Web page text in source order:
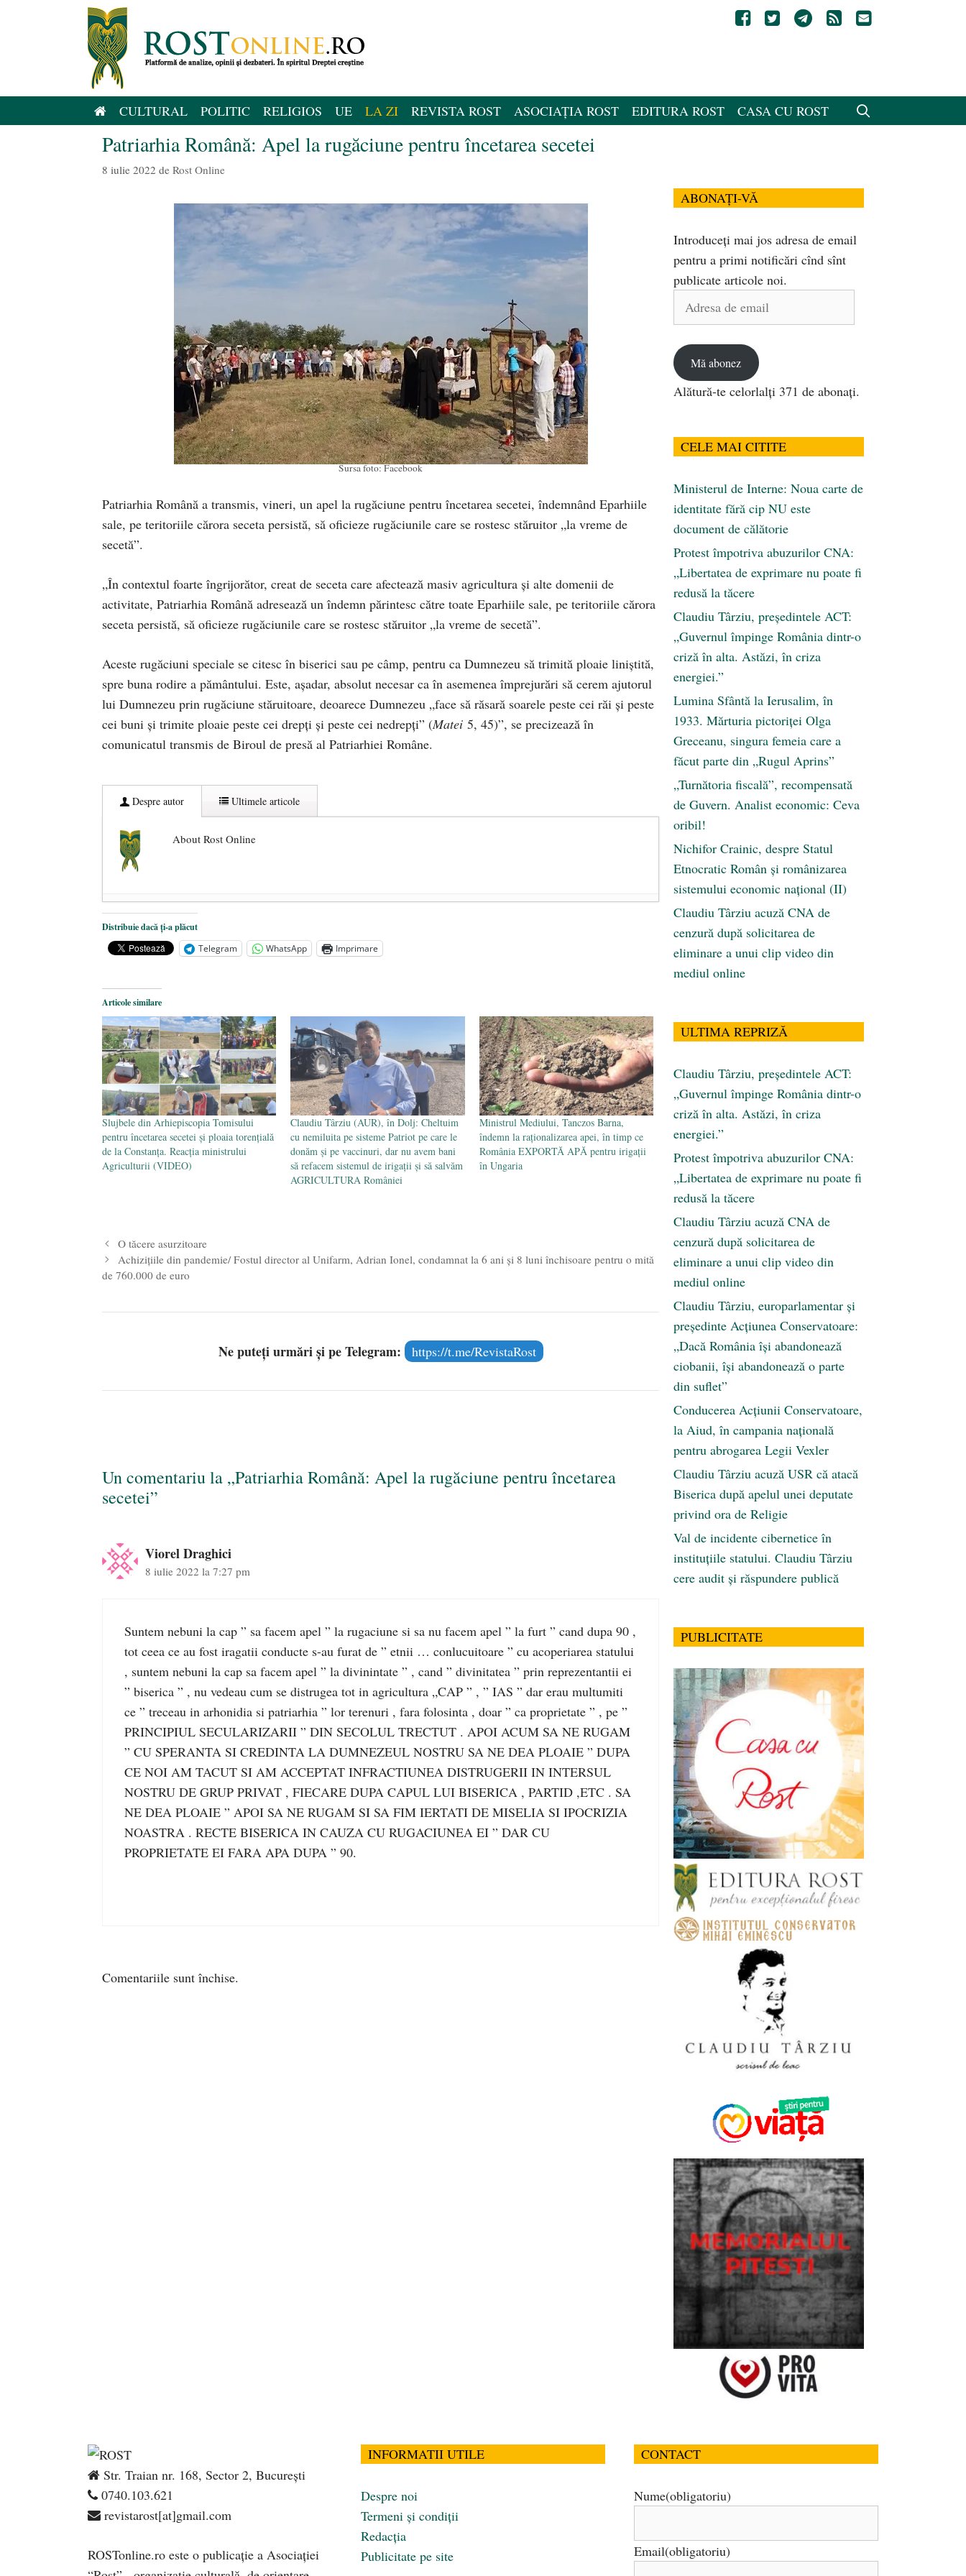
CULTURAL POLITIC RELIGIOS UE LA ZI REVISTA ROST ASOCIAȚIA ROST EDITURA ROST CASA CU ROST
Patriarhia Română: Apel la rugăciune pentru încetarea secetei
8 iulie 2022 de Rost Online
Sursa foto: Facebook
Patriarhia Română a transmis, vineri, un apel la rugăciune pentru încetarea secetei, îndemnând Eparhiile
sale, pe teritoriile cărora seceta persistă, să oficieze rugăciunile care se rostesc stăruitor „la vreme de
secetă”.
„În contextul foarte îngrijorător, creat de seceta care afectează masiv agricultura şi alte domenii de
activitate, Patriarhia Română adresează un îndemn părintesc către toate Eparhiile sale, pe teritoriile cărora
seceta persistă, să oficieze rugăciunile care se rostesc stăruitor „la vreme de secetă”.
Aceste rugăciuni speciale se citesc în biserici sau pe câmp, pentru ca Dumnezeu să trimită ploaie liniştită,
spre buna rodire a pământului. Este, așadar, absolut necesar ca în asemenea împrejurări să cerem ajutorul
lui Dumnezeu prin rugăciune stăruitoare, deoarece Dumnezeu „face să răsară soarele peste cei răi şi peste
cei buni şi trimite ploaie peste cei drepţi şi peste cei nedrepţi” (Matei 5, 45)”, se precizează în
comunicatul transmis de Biroul de presă al Patriarhiei Române.
Despre autor Ultimele articole
About Rost Online
Dezvăluiri cutremurătoare despre președintele Ucrainei, Volodymyr Zelensky
Statul care servește Națiunea - 21 aprilie 2026
Legea Vexler produce efecte. Bustul poetului Octavian Goga, înlăturat din Iași
Distribuie dacă ți-a plăcut
Telegram
WhatsApp Imprimare
Articole similare
Slujbele din Arhiepiscopia Tomisului
pentru încetarea secetei și ploaia torențială
de la Constanța. Reacția ministrului
Agriculturii (VIDEO)
Claudiu Târziu (AUR), în Dolj: Cheltuim
cu nemiluita pe sisteme Patriot pe care le
donăm și pe vaccinuri, dar nu avem bani
să refacem sistemul de irigații și să salvăm
AGRICULTURA României
Ministrul Mediului, Tanczos Barna,
îndemn la raționalizarea apei, în timp ce
România EXPORTĂ APĂ pentru irigații
în Ungaria
O tăcere asurzitoare
Achizițiile din pandemie/ Fostul director al Unifarm, Adrian Ionel, condamnat la 6 ani şi 8 luni închisoare pentru o mită
de 760.000 de euro
Ne puteți urmări și pe Telegram: https://t.me/RevistaRost
Un comentariu la „Patriarhia Română: Apel la rugăciune pentru încetarea
secetei”
Viorel Draghici
8 iulie 2022 la 7:27 pm
Suntem nebuni la cap ” sa facem apel ” la rugaciune si sa nu facem apel ” la furt ” cand dupa 90 ,
tot ceea ce au fost iragatii conducte s-au furat de ” etnii … conlucuitoare ” cu acoperiarea statului
, suntem nebuni la cap sa facem apel ” la divinintate ” , cand ” divinitatea ” prin reprezentantii ei
” biserica ” , nu vedeau cum se distrugea tot in agricultura „CAP ” , ” IAS ” dar erau multumiti
ce ” treceau in arhonidia si patriarhia ” lor terenuri , fara folosinta , doar ” ca proprietate ” , pe ”
PRINCIPIUL SECULARIZARII ” DIN SECOLUL TRECTUT . APOI ACUM SA NE RUGAM
” CU SPERANTA SI CREDINTA LA DUMNEZEUL NOSTRU SA NE DEA PLOAIE ” DUPA
CE NOI AM TACUT SI AM ACCEPTAT INFRACTIUNEA DISTRUGERII IN INTERSUL
NOSTRU DE GRUP PRIVAT , FIECARE DUPA CAPUL LUI BISERICA , PARTID ,ETC . SA
NE DEA PLOAIE ” APOI SA NE RUGAM SI SA FIM IERTATI DE MISELIA SI IPOCRIZIA
NOASTRA . RECTE BISERICA IN CAUZA CU RUGACIUNEA EI ” DAR CU
PROPRIETATE EI FARA APA DUPA ” 90.
Comentariile sunt închise.
ABONAȚI-VĂ
Introduceți mai jos adresa de email
pentru a primi notificări cînd sînt
publicate articole noi.
Adresa
Mă abonez
Alătură-te celorlalți 371 de abonați.
CELE MAI CITITE
Ministerul de Interne: Noua carte de
identitate fără cip NU este
document de călătorie
Protest împotriva abuzurilor CNA:
„Libertatea de exprimare nu poate fi
redusă la tăcere
Claudiu Târziu, președintele ACT:
„Guvernul împinge România dintr-o
criză în alta. Astăzi, în criza
energiei.”
Lumina Sfântă la Ierusalim, în
1933. Mărturia pictoriței Olga
Greceanu, singura femeia care a
făcut parte din „Rugul Aprins”
„Turnătoria fiscală”, recompensată
de Guvern. Analist economic: Ceva
oribil!
Nichifor Crainic, despre Statul
Etnocratic Român şi românizarea
sistemului economic naţional (II)
Claudiu Târziu acuză CNA de
cenzură după solicitarea de
eliminare a unui clip video din
mediul online
ULTIMA REPRIZĂ
Claudiu Târziu, președintele ACT:
„Guvernul împinge România dintr-o
criză în alta. Astăzi, în criza
energiei.”
Protest împotriva abuzurilor CNA:
„Libertatea de exprimare nu poate fi
redusă la tăcere
Claudiu Târziu acuză CNA de
cenzură după solicitarea de
eliminare a unui clip video din
mediul online
Claudiu Târziu, europarlamentar și
președinte Acțiunea Conservatoare:
„Dacă România își abandonează
ciobanii, își abandonează o parte
din suflet”
Conducerea Acțiunii Conservatoare,
la Aiud, în campania națională
pentru abrogarea Legii Vexler
Claudiu Târziu acuză USR că atacă
Biserica după apelul unei deputate
privind ora de Religie
Val de incidente cibernetice în
instituțiile statului. Claudiu Târziu
cere audit și răspundere publică
PUBLICITATE
Str. Traian nr. 168, Sector 2, București
0740.103.621
revistarost[at]gmail.com
ROSTonline.ro este o publicaţie a Asociaţiei
INFORMATII UTILE
Despre noi
Termeni și condiții
Redacția
Publicitate pe site
CONTACT
Nume(obligatoriu)
Email(obligatoriu)